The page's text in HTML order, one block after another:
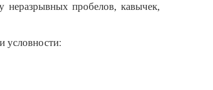
неразрывных пробелов, кавычек,
условности: